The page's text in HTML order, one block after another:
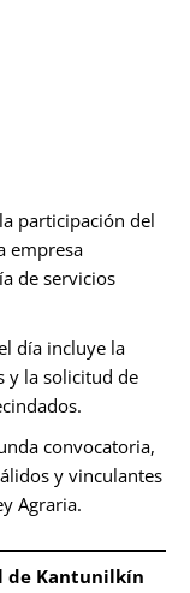
participación del
empresa
de servicios
día incluye la
y la solicitud de
convocatoria,
y vinculantes
Agraria.
de Kantunilkín